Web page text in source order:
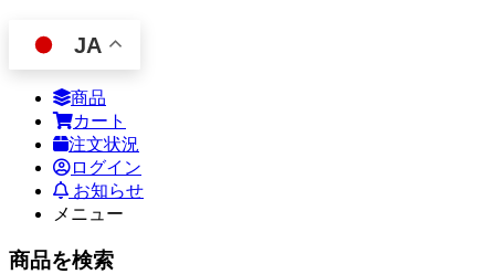
JA
商品
カート
注文状況
ログイン
お知らせ
メニュー
商品を検索